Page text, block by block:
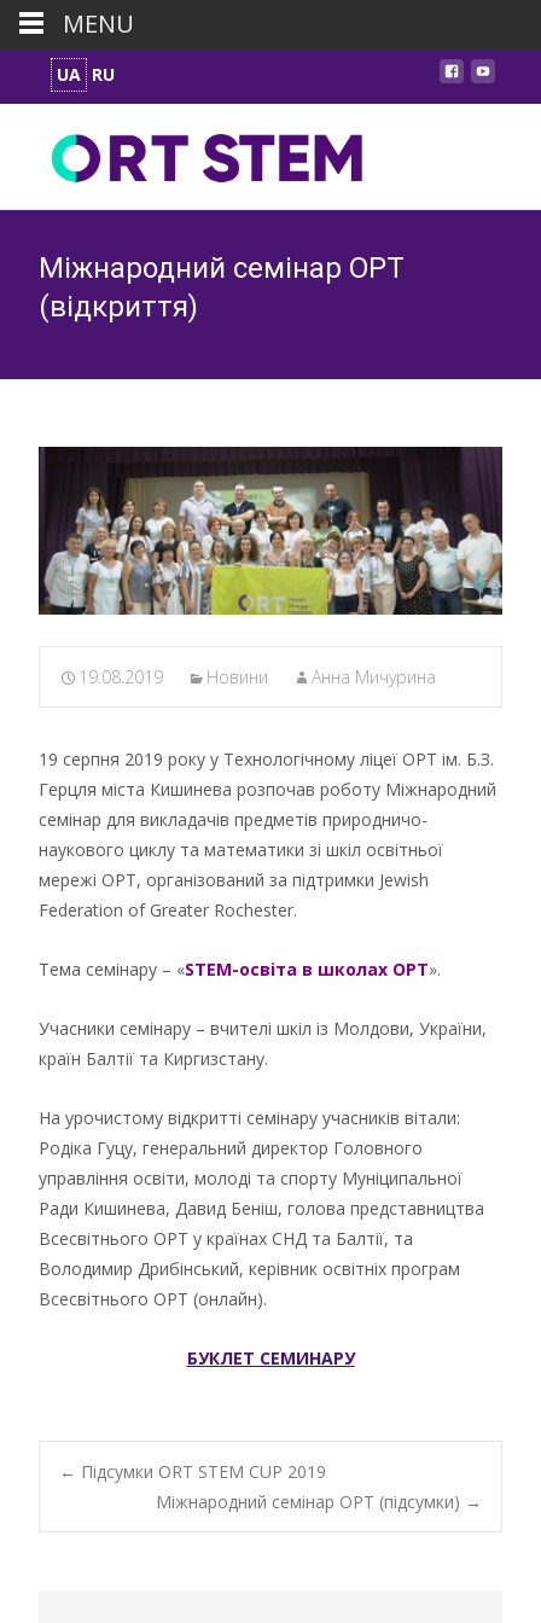
UA RU
Міжнародний семінар ОРТ
(відкриття)
19.08.2019 Новини Анна Мичурина
19 серпня 2019 року у Технологічному ліцеї ОРТ ім. Б.З.
Герцля міста Кишинева розпочав роботу Міжнародний
семінар для викладачів предметів природничо-
наукового циклу та математики зі шкіл освітньої
мережі ОРТ, організований за підтримки Jewish
Federation of Greater Rochester.
Тема семінару – «STEM-освіта в школах ОРТ».
Учасники семінару – вчителі шкіл із Молдови, України,
країн Балтії та Киргизстану.
На урочистому відкритті семінару учасників вітали:
Родіка Гуцу, генеральний директор Головного
управління освіти, молоді та спорту Муніципальної
Ради Кишинева, Давид Беніш, голова представництва
Всесвітнього ОРТ у країнах СНД та Балтії, та
Володимир Дрибінський, керівник освітніх програм
Всесвітнього ОРТ (онлайн).
БУКЛЕТ СЕМИНАРУ
Post
← Підсумки ORT STEM CUP 2019
Міжнародний семінар ОРТ (підсумки) →
MENU